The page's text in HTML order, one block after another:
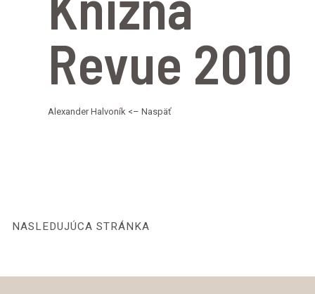
Revue 2010
Alexander Halvoník <– Naspäť
NASLEDUJÚCA STRÁNKA